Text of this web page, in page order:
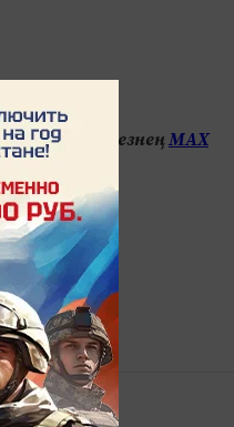
бару өчен безнеңМАХ